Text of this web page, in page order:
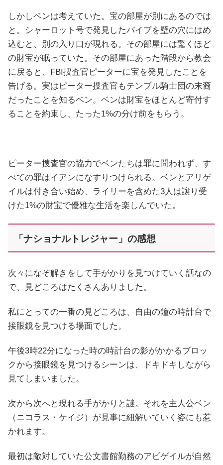
しかしベンは考えていた。宝の部屋が別にあるのでは
と。シャーロット号で発見したパイプを壁の穴にはめ
込むと、別の入り口が現れる。その部屋には驚くほど
の財宝が眠っていた。その部屋にあった階段から教会
に戻ると、FBI捜査官ピーターに宝を発見したことを
告げる。実はピーター捜査官もテンプル騎士団の末裔
だったことを知るベン。ベンは財宝をほとんど寄付す
ることを約束し、たった1%の分け前をもらう。
ピーター捜査官の協力でベンたちは罪に問われず、す
べての罪はイアンになすりつけられる。ベンとアリゲ
イルは付き合い始め、ライリーを含めた3人は譲り受
けた1%の財宝で優雅な生活を楽しんでいた。
「ナショナルトレジャー」の感想
次々になぞ解きをして手がかりを見つけていく話なの
で、見どころはたくさんありました。
私にとっての一番の見どころは、自由の鐘の時計台で
接眼鏡を見つける場面でした。
午後3時22分になった時の時計台の影がかかるブロッ
クから接眼鏡を見つけるシーンは、ドキドキしながら
見てしまいました。
次から次へと現れる手がかりと謎。それを主人公ベン
（ニコラス・ケイジ）が見事に紐解いていく姿にも惹
かれます。
最初は敵対していた公文書館勤務のアビゲイルが自然